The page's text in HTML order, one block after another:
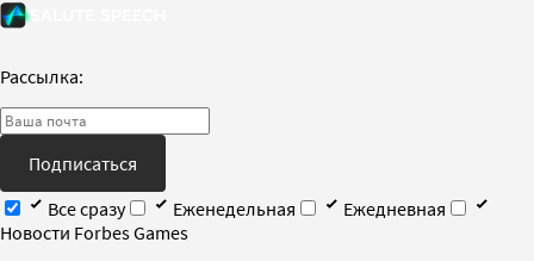
Рассылка:
Подписаться
Все сразу
Еженедельная
Ежедневная
Новости Forbes Games